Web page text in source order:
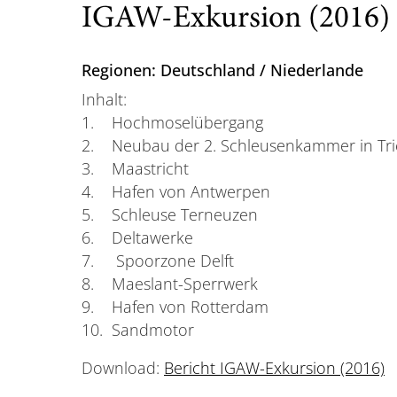
IGAW-Exkursion (2016)
Regionen: Deutschland / Niederlande
Inhalt:
1. Hochmoselübergang
2. Neubau der 2. Schleusenkammer in
3. Maastricht
4. Hafen von Antwerpen
5. Schleuse Terneuzen
6. Deltawerke
7. Spoorzone Delft
8. Maeslant-Sperrwerk
9. Hafen von Rotterdam
10. Sandmotor
Download: Bericht IGAW-Exkursion (2016)